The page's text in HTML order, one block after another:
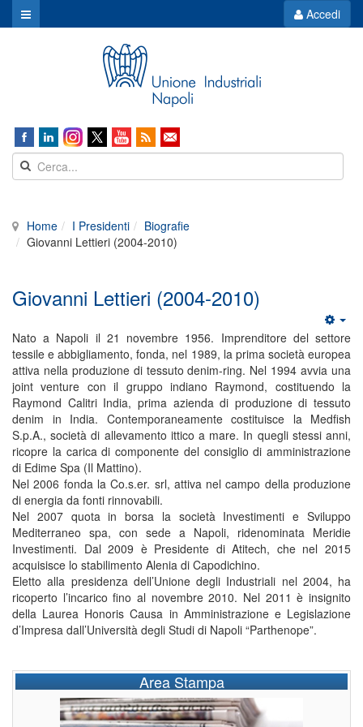
Accedi
Home I Presidenti
Biografie
Giovanni Lettieri (2004-2010)
Giovanni Lettieri (2004-2010)
Nato a Napoli il 21 novembre 1956. Imprenditore del settore
tessile e abbigliamento, fonda, nel 1989, la prima società europea
attiva nella produzione di tessuto denim-ring. Nel 1994 avvia una
joint venture con il gruppo indiano Raymond, costituendo la
Raymond Calitri India, prima azienda di produzione di tessuto
denim in India. Contemporaneamente costituisce la Medfish
S.p.A., società di allevamento ittico a mare. In quegli stessi anni,
ricopre la carica di componente del consiglio di amministrazione
di Edime Spa (Il Mattino).
Nel 2006 fonda la Co.s.er. srl, attiva nel campo della produzione
di energia da fonti rinnovabili.
Nel 2007 quota in borsa la società Investimenti e Sviluppo
Mediterraneo spa, con sede a Napoli, ridenominata Meridie
Investimenti. Dal 2009 è Presidente di Atitech, che nel 2015
acquisisce lo stabilimento Alenia di Capodichino.
Eletto alla presidenza dell’Unione degli Industriali nel 2004, ha
ricoperto l’incarico fino al novembre 2010. Nel 2011 è insignito
della Laurea Honoris Causa in Amministrazione e Legislazione
d’Impresa dall’Università degli Studi di Napoli “Parthenope”.
Area Stampa